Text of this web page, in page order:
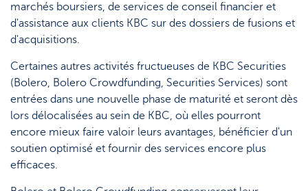
marchés boursiers, de services de conseil financier et
d'assistance aux clients KBC sur des dossiers de fusions et
d'acquisitions.
Certaines autres activités fructueuses de KBC Securities
(Bolero, Bolero Crowdfunding, Securities Services) sont
entrées dans une nouvelle phase de maturité et seront dès
lors délocalisées au sein de KBC, où elles pourront
encore mieux faire valoir leurs avantages, bénéficier d'un
soutien optimisé et fournir des services encore plus
efficaces.